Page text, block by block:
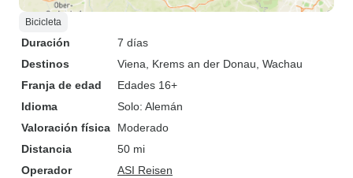
Bicicleta
Duración
7 días
Destinos
Viena , Krems an der Donau , Wachau
Franja de edad
Edades 16+
Idioma
Solo: Alemán
Valoración física
Moderado
Distancia
50 mi
Operador
ASI Reisen